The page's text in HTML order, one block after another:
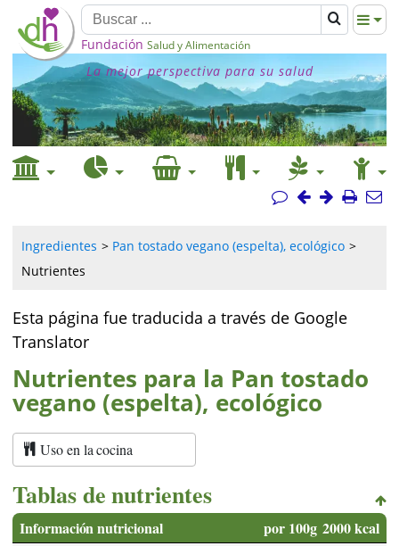
Fundación Salud y Alimentación
La mejor perspectiva para su salud
Ingredientes
Pan tostado vegano (espelta), ecológico
Nutrientes
Esta página fue traducida a través de Google
Translator
Nutrientes para la Pan tostado
vegano (espelta), ecológico
Uso en la cocina
Tablas de nutrientes
Información nutricional por 100g 2000 kcal